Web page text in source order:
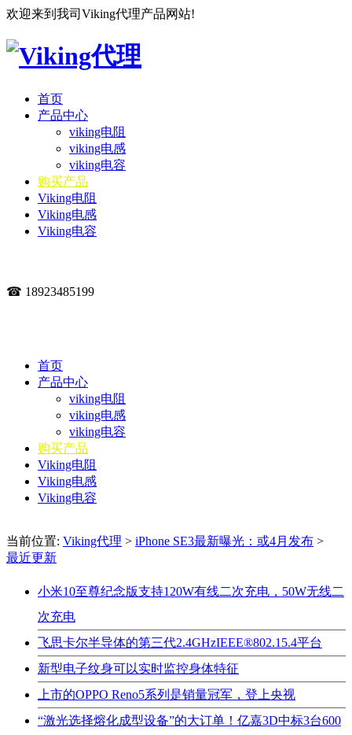
欢迎来到我司Viking代理产品网站!
首页
产品中心
viking电阻
viking电感
viking电容
购买产品
Viking电阻
Viking电感
Viking电容
☎ 18923485199
首页
产品中心
viking电阻
viking电感
viking电容
购买产品
Viking电阻
Viking电感
Viking电容
当前位置: Viking代理 > iPhone SE3最新曝光：或4月发布 >
最近更新
小米10至尊纪念版支持120W有线二次充电，50W无线二
次充电
飞思卡尔半导体的第三代2.4GHzIEEE®802.15.4平台
新型电子纹身可以实时监控身体特征
上市的OPPO Reno5系列是销量冠军，登上央视
“激光选择熔化成型设备”的大订单！亿嘉3D中标3台600